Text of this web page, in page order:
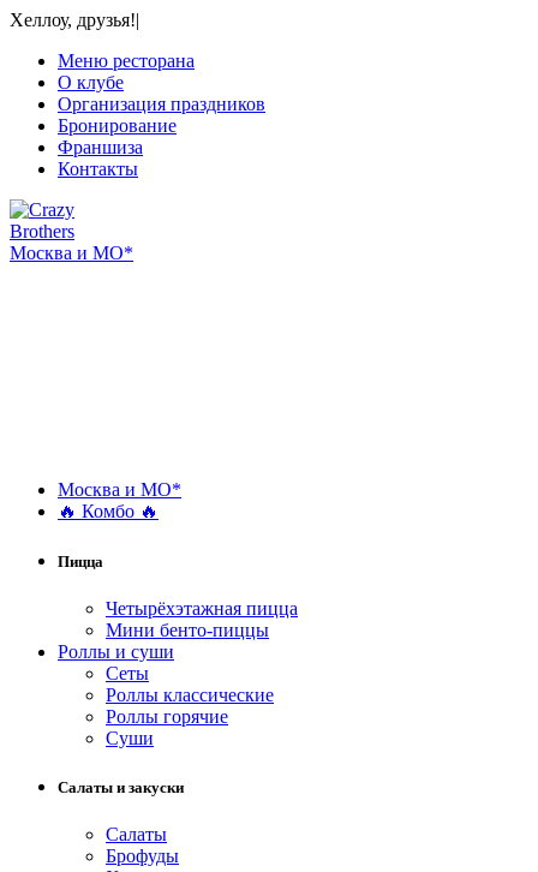
Хеллоу, друзья!|
Меню ресторана
О клубе
Организация праздников
Бронирование
Франшиза
Контакты
Москва и МО*
Москва и МО*
🔥 Комбо 🔥
Пицца
Четырёхэтажная пицца
Мини бенто-пиццы
Роллы и суши
Сеты
Роллы классические
Роллы горячие
Суши
Салаты и закуски
Салаты
Брофуды